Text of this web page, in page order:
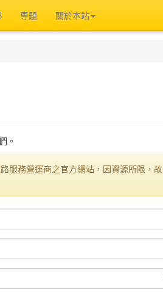
專題 關於本站
。
服務營運商之官方網站，因資源所限，故